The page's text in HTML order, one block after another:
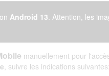
Android 13. Attention, les
manuellement pour
, suivre les indications suivantes: